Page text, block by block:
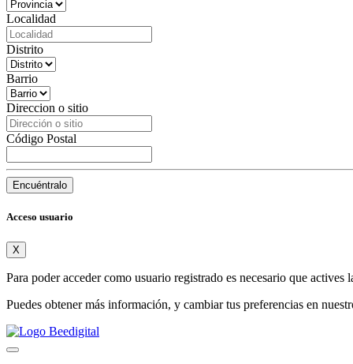
Localidad
Distrito
Barrio
Direccion o sitio
Código Postal
Encuéntralo
Acceso usuario
X
Para poder acceder como usuario registrado es necesario que
Puedes obtener más información, y cambiar tus preferencias en